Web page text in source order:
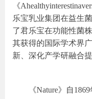
《
乐宝乳业集团在益生
了君乐宝在功能性菌
其获得的国际学术界
新、深化产学研融合
《Nature》自